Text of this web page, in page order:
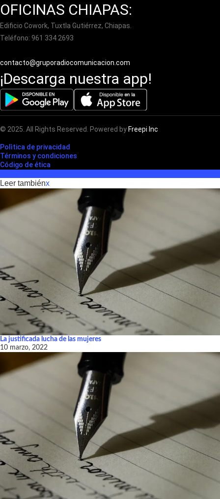
OFICINAS CHIAPAS:
Edificio Cowork, Tuxtla Gutiérrez, Chiapas.
Teléfono: 961 334 2693
contacto@gruporadiocomunicacion.com
¡Descarga nuestra app!
© 2025. All Rights Reserved. Powered by Freepi Inc
Polìtica de privacidad
Términos y condiciones
Código de ética
Leer tambiénx
La justificada lucha de las mujeres
10 marzo, 2022